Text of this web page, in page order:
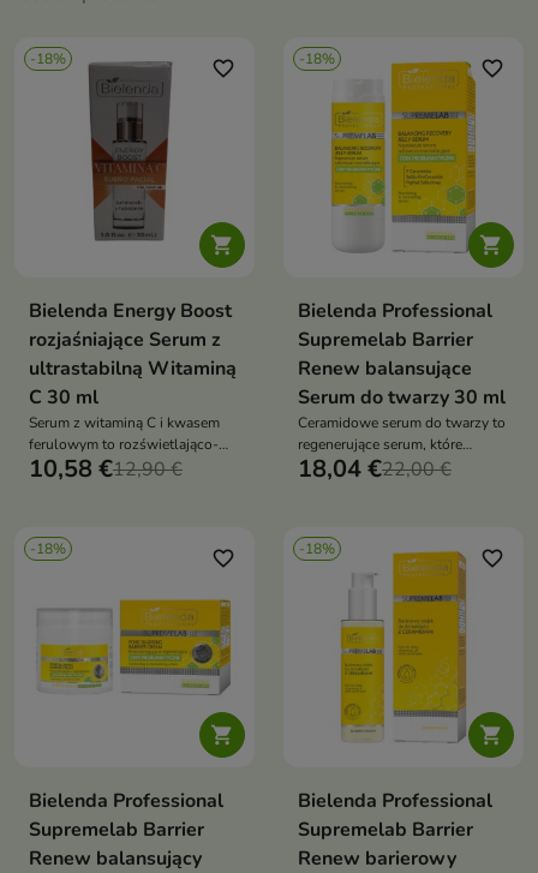
-18%

favorite_border
Bielenda Energy Boost
rozjaśniające Serum z
ultrastabilną Witaminą
C 30 ml
Serum z witaminą C i kwasem
ferulowym to rozświetlająco-
rozjaśniająca kuracja, która
wygląd
10,58 €12,90 €
-18%

favorite_border
Bielenda Professional
Supremelab Barrier
Renew balansujące
Serum do twarzy 30 ml
Ceramidowe serum do twarzy to
regenerujące serum, które
odbudowuje barierę
18,04 €22,00 €
-18%

favorite_border
Bielenda Professional
Supremelab Barrier
Renew balansujący
-18%

favorite_border
Bielenda Professional
Supremelab Barrier
Renew barierowy